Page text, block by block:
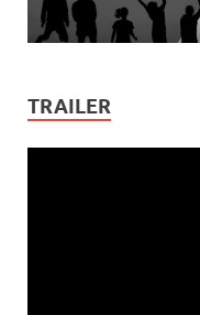
TRAILER